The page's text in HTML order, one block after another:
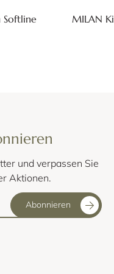
Softline MILAN
und verpassen Sie
Aktionen.
Abonnieren